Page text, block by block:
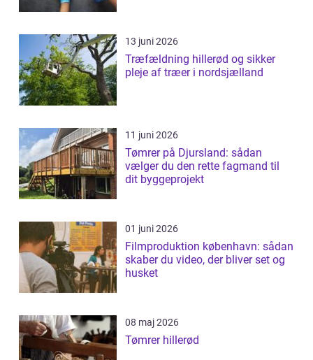
13 juni 2026
Træfældning hillerød og sikker
pleje af træer i nordsjælland
11 juni 2026
Tømrer på Djursland: sådan
vælger du den rette fagmand til
dit byggeprojekt
01 juni 2026
Filmproduktion københavn: sådan
skaber du video, der bliver set og
husket
08 maj 2026
Tømrer hillerød